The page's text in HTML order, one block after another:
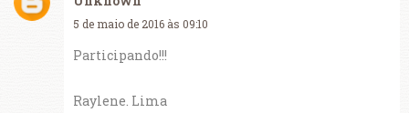
5 de maio de 2016 às 09:10
Participando!!!
Raylene. Lima